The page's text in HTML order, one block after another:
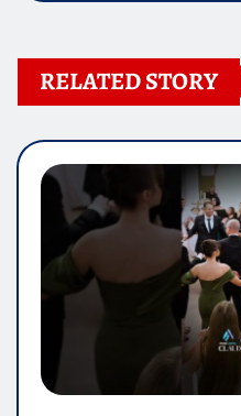
RELATED STORY